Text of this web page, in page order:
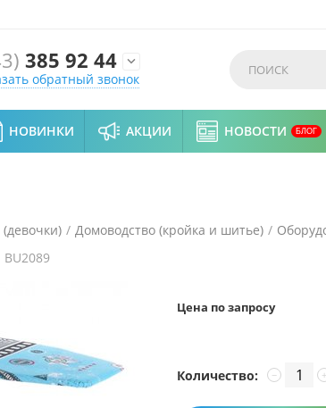
385 92 44 
обратный звонок
НОВИНКИ АКЦИИ НОВОСТИ БЛОГ
/ Домоводство (кройка и шитье) /
BU2089
Цена по запросу
Количество: +
−